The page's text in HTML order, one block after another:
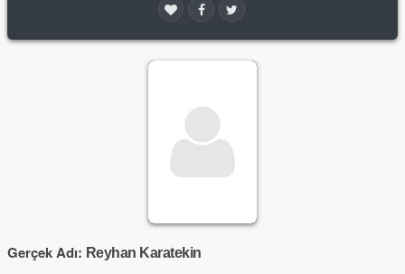
Gerçek Adı: Reyhan Karatekin